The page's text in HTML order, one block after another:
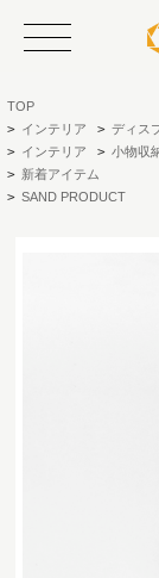
TOP
> インテリア > ディス
> インテリア > 小物収
> 新着アイテム
> SAND PRODUCT